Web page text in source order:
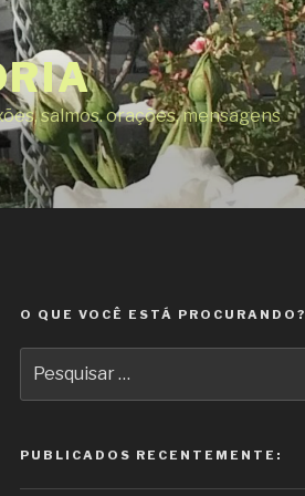
salmos. orações, mensagens
O QUE VOCÊ ESTÁ PROCURANDO?
por:
PUBLICADOS RECENTEMENTE: